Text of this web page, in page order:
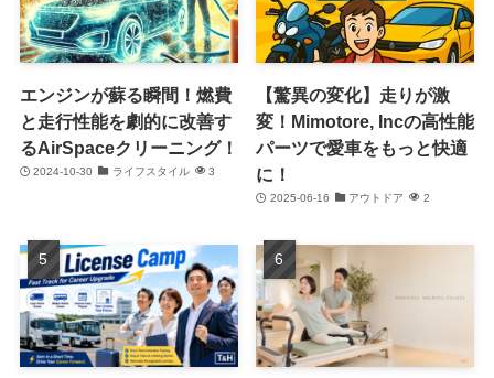
エンジンが蘇る瞬間！燃費
と走行性能を劇的に改善す
るAirSpaceクリーニング！
2024-10-30 ライフスタイル 3
【驚異の変化】走りが激
変！Mimotore, Incの高性能
パーツで愛車をもっと快適
に！
2025-06-16 アウトドア 2